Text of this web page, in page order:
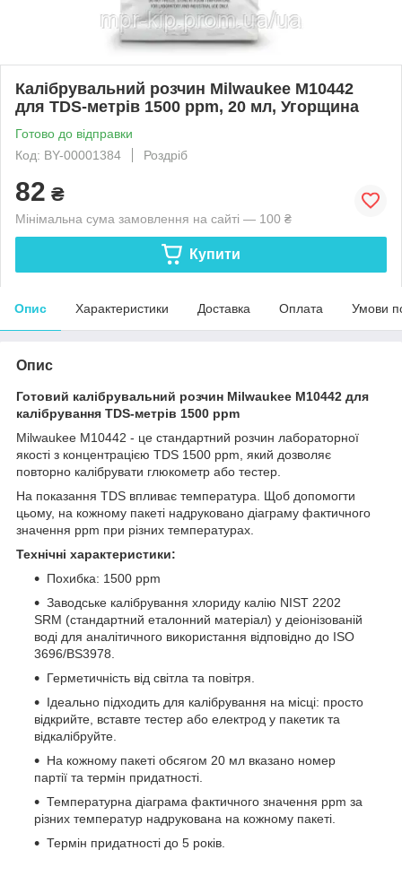
Калібрувальний розчин Milwaukee M10442
для TDS-метрів 1500 ppm, 20 мл, Угорщина
Готово до відправки
Код: BY-00001384
Роздріб
82 ₴
Мінімальна сума замовлення на сайті — 100 ₴
Купити
Опис Характеристики Доставка Оплата Умови
Опис
Готовий калібрувальний розчин Milwaukee M10442 для
калібрування TDS-метрів 1500 ppm
Milwaukee M10442 - це стандартний розчин лабораторної
якості з концентрацією TDS 1500 ppm, який дозволяє
повторно калібрувати глюкометр або тестер.
На показання TDS впливає температура. Щоб допомогти
цьому, на кожному пакеті надруковано діаграму фактичного
значення ppm при різних температурах.
Технічні характеристики:
Похибка: 1500 ppm
Заводське калібрування хлориду калію NIST 2202
SRM (стандартний еталонний матеріал) у деіонізованій
воді для аналітичного використання відповідно до ISO
3696/BS3978.
Герметичність від світла та повітря.
Ідеально підходить для калібрування на місці: просто
відкрийте, вставте тестер або електрод у пакетик та
відкалібруйте.
На кожному пакеті обсягом 20 мл вказано номер
партії та термін придатності.
Температурна діаграма фактичного значення ppm за
різних температур надрукована на кожному пакеті.
Термін придатності до 5 років.